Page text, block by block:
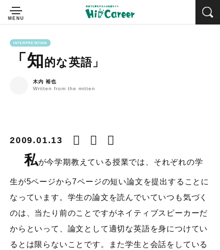
INTERPRETATION
「知的な英語」
木内 裕也
Written from the mitten
2009.01.13
私が今学期教えている授業では、それぞれの学
生が5ページから7ページの短い論文を提出することに
なっています。学生の論文を読んでいていつも気づく
のは、当たり前のことですがネイティブスピーカーだ
からといって、論文として適切な英語を身につけてい
るとは限らないことです。また学生と会話をしている